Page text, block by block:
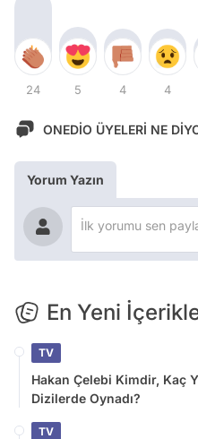
24 5 4 4
ONEDİO ÜYELERİ NE
Yorum Yazın
En Yeni
TV
Hakan Çelebi Kimdir, Kaç
Dizilerde Oynadı?
TV